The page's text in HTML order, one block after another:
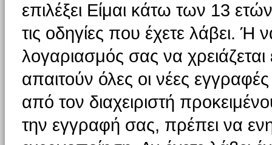
επιλέξει Είμαι κάτω των 13
τις οδηγίες που έχετε λάβει. Ή
λογαριασμός σας να
απαιτούν όλες οι νέες
από τον διαχειριστή
την εγγραφή σας, πρέπει να